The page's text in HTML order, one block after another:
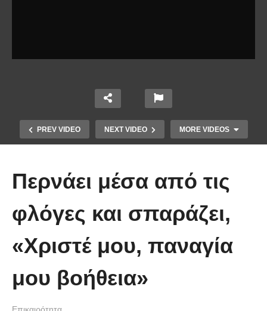
PREV VIDEO NEXT VIDEO MORE VIDEOS
πρώτη στιγμή και συγκίνησε το
νοηματική με ένα μικρό κορίτσι
Περνάει μέσα από τις
φλόγες και σπαράζει,
«Χριστέ μου, παναγία
μου βοήθεια»